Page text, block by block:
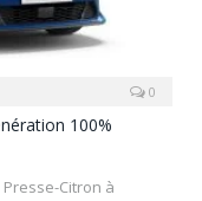
0
100%
Citron à